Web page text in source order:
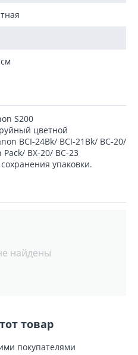
S200
цветной
BCI-24Bk/ BCI-21Bk/ BC-20/
BX-20/ BC-23
упаковки.
найдены
товар
покупателями